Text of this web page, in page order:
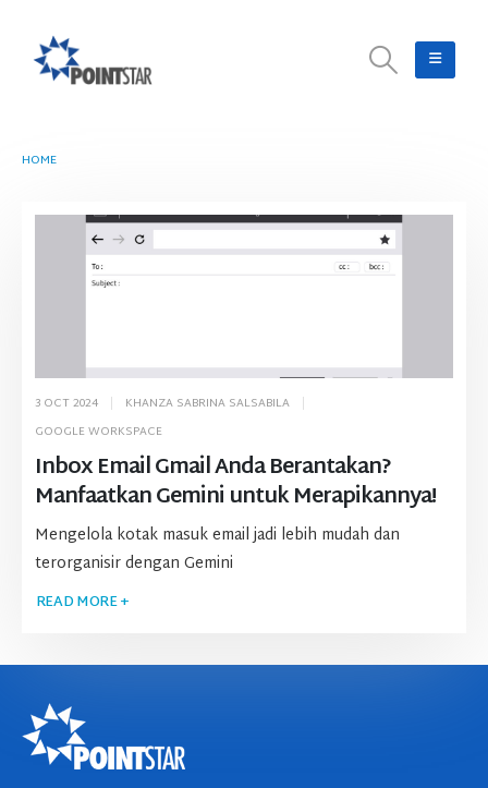
HOME
Inbox Email Gmail Anda Berantakan?
Manfaatkan Gemini untuk Merapikannya!
3 OCT 2024
KHANZA SABRINA SALSABILA
GOOGLE WORKSPACE
Mengelola kotak masuk email jadi lebih mudah dan
terorganisir dengan Gemini
READ MORE +